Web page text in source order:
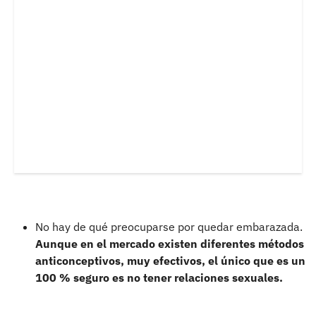
No hay de qué preocuparse por quedar embarazada.
Aunque en el mercado existen diferentes métodos
anticonceptivos, muy efectivos, el único que es un
100 % seguro es no tener relaciones sexuales.